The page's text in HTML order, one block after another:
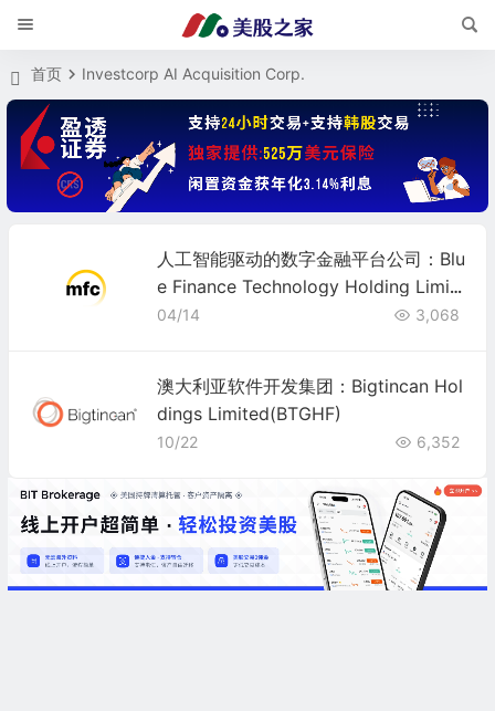
首页 Investcorp AI Acquisition Corp.
人工智能驱动的数字金融平台公司：Blu
e Finance Technology Holding Limit
ed
04/14 3,068
澳大利亚软件开发集团：Bigtincan Hol
dings Limited(BTGHF)
10/22 6,352